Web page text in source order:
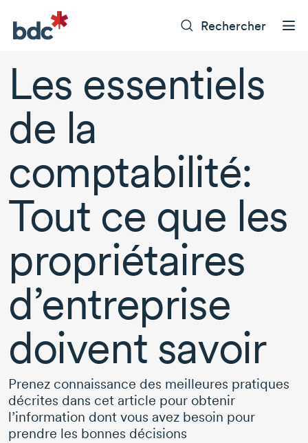
Rechercher
Les essentiels
de la
comptabilité:
Tout ce que les
propriétaires
d’entreprise
doivent savoir
Prenez connaissance des meilleures pratiques
décrites dans cet article pour obtenir
l’information dont vous avez besoin pour
prendre les bonnes décisions